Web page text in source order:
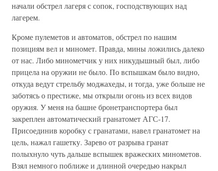
начали обстрел лагеря с сопок, господствующих над
лагерем.
Кроме пулеметов и автоматов, обстрел по нашим
позициям вел и миномет. Правда, мины ложились далеко
от нас. Либо минометчик у них никудышный был, либо
прицела на оружии не было. По вспышкам было видно,
откуда ведут стрельбу моджахеды, и тогда, уже больше не
заботясь о престиже, мы открыли огонь из всех видов
оружия. У меня на башне бронетранспортера был
закреплен автоматический гранатомет АГС-17.
Присоединив коробку с гранатами, навел гранатомет на
цель, нажал гашетку. Зарево от разрыва гранат
полыхнуло чуть дальше вспышек вражеских минометов.
Взял немного поближе и длинной очередью накрыл